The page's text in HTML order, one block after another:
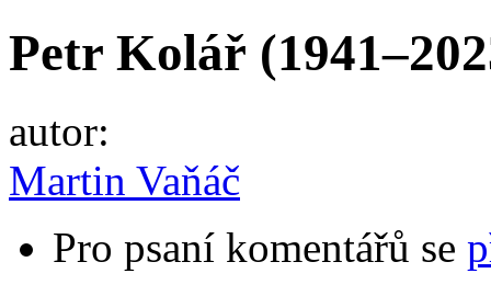
Petr Kolář
autor:
Martin Vaňáč
Pro psaní komentářů se